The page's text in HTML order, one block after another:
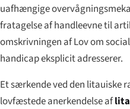
uafhængige
fratagelse af handleevne til
omskrivningen af Lov om
handicap eksplicit adresserer.
Et særkende ved den litauiske
lovfæstede anerkendelse af